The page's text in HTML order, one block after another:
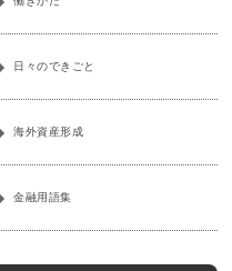
日々のできごと
海外資産形成
金融用語集